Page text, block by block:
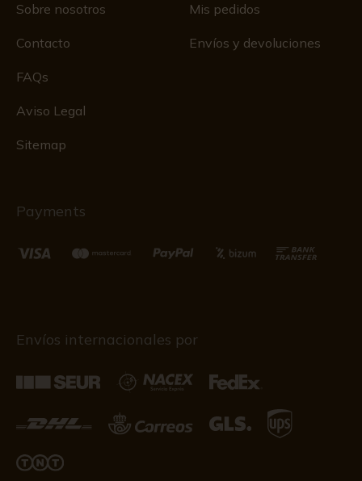
Sobre nosotros
Contacto
FAQs
Aviso Legal
Sitemap
Mis pedidos
Envíos y devoluciones
Payments
Envíos internacionales por